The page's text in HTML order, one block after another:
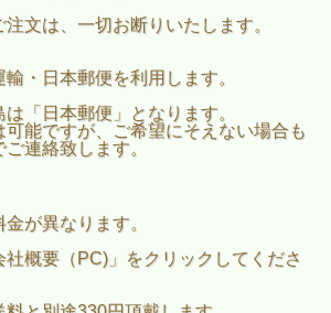
文は、一切お断りいたします。
・日本郵便を利用します。
「日本郵便」となります。
能ですが、ご希望にそえない場合も
連絡致します。
が異なります。
概要（PC)」をクリックしてくださ